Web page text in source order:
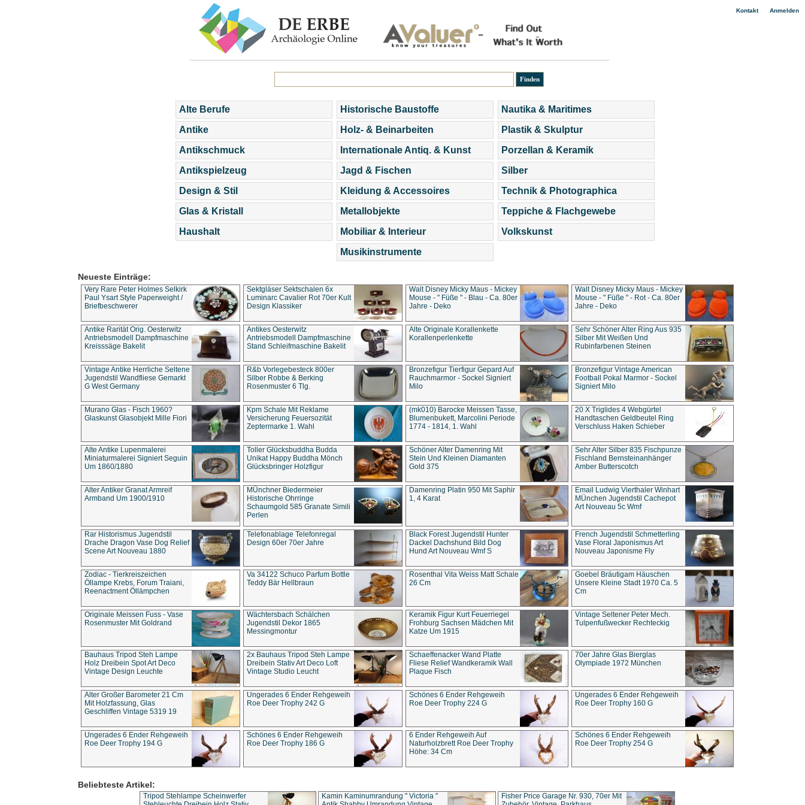
Kontakt| Anmelden
Alte Berufe
Antike
Antikschmuck
Antikspielzeug
Design & Stil
Glas & Kristall
Haushalt
Historische Baustoffe
Holz- & Beinarbeiten
Internationale Antiq. & Kunst
Jagd & Fischen
Kleidung & Accessoires
Metallobjekte
Mobiliar & Interieur
Musikinstrumente
Nautika & Maritimes
Plastik & Skulptur
Porzellan & Keramik
Silber
Technik & Photographica
Teppiche & Flachgewebe
Volkskunst
Neueste Einträge:
Very Rare Peter Holmes Selkirk
Paul Ysart Style Paperweight /
Briefbeschwerer
Sektgläser Sektschalen 6x
Luminarc Cavalier Rot 70er Kult
Design Klassiker
Walt Disney Micky Maus - Mickey
Mouse - " Füße " - Blau - Ca. 80er
Jahre - Deko
Walt Disney Micky Maus - Mickey
Mouse - " Füße " - Rot - Ca. 80er
Jahre - Deko
Antike Rarität Orig. Oesterwitz
Antriebsmodell Dampfmaschine
Kreisssäge Bakelit
Antikes Oesterwitz
Antriebsmodell Dampfmaschine
Stand Schleifmaschine Bakelit
Alte Originale Korallenkette
Korallenperlenkette
Sehr Schöner Alter Ring Aus 935
Silber Mit Weißen Und
Rubinfarbenen Steinen
Vintage Antike Herrliche Seltene
Jugendstil Wandfliese Gemarkt
G West Germany
R&b Vorlegebesteck 800er
Silber Robbe & Berking
Rosenmuster 6 Tlg.
Bronzefigur Tierfigur Gepard Auf
Rauchmarmor - Sockel Signiert
Milo
Bronzefigur Vintage American
Football Pokal Marmor - Sockel
Signiert Milo
Murano Glas - Fisch 1960?
Glaskunst Glasobjekt Mille Fiori
Kpm Schale Mit Reklame
Versicherung Feuersozität
Zeptermarke 1. Wahl
(mk010) Barocke Meissen Tasse,
Blumenbukett, Marcolini Periode
1774 - 1814, 1. Wahl
20 X Triglides 4 Webgürtel
Handtaschen Geldbeutel Ring
Verschluss Haken Schieber
Alte Antike Lupenmalerei
Miniaturmalerei Signiert Seguin
Um 1860/1880
Toller Glücksbuddha Budda
Unikat Happy Buddha Mönch
Glücksbringer Holzfigur
Schöner Alter Damenring Mit
Stein Und Kleinen Diamanten
Gold 375
Sehr Alter Silber 835 Fischpunze
Fischland Bernsteinanhänger
Amber Butterscotch
Alter Antiker Granat Armreif
Armband Um 1900/1910
MÜnchner Biedermeier
Historische Ohrringe
Schaumgold 585 Granate Simili
Perlen
Damenring Platin 950 Mit Saphir
1, 4 Karat
Email Ludwig Vierthaler Winhart
MÜnchen Jugendstil Cachepot
Art Nouveau 5c Wmf
Rar Historismus Jugendstil
Drache Dragon Vase Dog Relief
Scene Art Nouveau 1880
Telefonablage Telefonregal
Design 60er 70er Jahre
Black Forest Jugendstil Hunter
Dackel Dachshund Bild Dog
Hund Art Nouveau Wmf S
French Jugendstil Schmetterling
Vase Floral Japonismus Art
Nouveau Japonisme Fly
Zodiac - Tierkreiszeichen
Öllampe Krebs, Forum Traiani,
Reenactment Öllämpchen
Va 34122 Schuco Parfum Bottle
Teddy Bär Hellbraun
Rosenthal Vita Weiss Matt Schale
26 Cm
Goebel Bräutigam Häuschen
Unsere Kleine Stadt 1970 Ca. 5
Cm
Originale Meissen Fuss - Vase
Rosenmuster Mit Goldrand
Wächtersbach Schälchen
Jugendstil Dekor 1865
Messingmontur
Keramik Figur Kurt Feuerriegel
Frohburg Sachsen Mädchen Mit
Katze Um 1915
Vintage Seltener Peter Mech.
Tulpenfußwecker Rechteckig
Bauhaus Tripod Steh Lampe
Holz Dreibein Spot Art Deco
Vintage Design Leuchte
2x Bauhaus Tripod Steh Lampe
Dreibein Stativ Art Deco Loft
Vintage Studio Leucht
Schaeffenacker Wand Platte
Fliese Relief Wandkeramik Wall
Plaque Fisch
70er Jahre Glas Bierglas
Olympiade 1972 München
Alter Großer Barometer 21 Cm
Mit Holzfassung, Glas
Geschliffen Vintage 5319 19
Ungerades 6 Ender Rehgeweih
Roe Deer Trophy 242 G
Schönes 6 Ender Rehgeweih
Roe Deer Trophy 224 G
Ungerades 6 Ender Rehgeweih
Roe Deer Trophy 160 G
Ungerades 6 Ender Rehgeweih
Roe Deer Trophy 194 G
Schönes 6 Ender Rehgeweih
Roe Deer Trophy 186 G
6 Ender Rehgeweih Auf
Naturholzbrett Roe Deer Trophy
Höhe: 34 Cm
Schönes 6 Ender Rehgeweih
Roe Deer Trophy 254 G
Beliebteste Artikel:
Tripod Stehlampe Scheinwerfer
Kamin Kaminumrandung " Victoria "
Fisher Price Garage Nr. 930, 70er Mit